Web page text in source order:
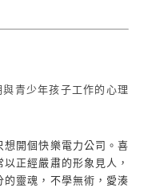
青少年孩子工作的心理
開個快樂電力公司。喜
正經嚴肅的形象見人，
靈魂，不學無術，愛湊